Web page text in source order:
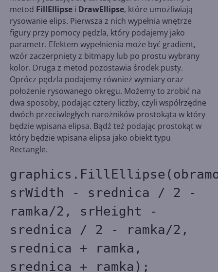
metod FillEllipse i DrawEllipse, które umożliwiają
rysowanie elips. Pierwsza z nich wypełnia wnętrze
figury przy pomocy pędzla, który podajemy jako
parametr. Efektem wypełnienia może być gradient,
wzór zaczerpnięty z bitmapy lub po prostu wybrany
kolor. Druga z metod pozostawia środek pusty.
Oprócz pędzla podajemy również wymiary oraz
położenie rysowanego okręgu. Możemy to zrobić na
dwa sposoby, podając cztery liczby, czyli współrzędne
dwóch przeciwległych narożników prostokąta w który
będzie wpisana elipsa. Bądź też podając prostokąt w
który będzie wpisana elipsa jako obiekt typu
Rectangle.
srWidth - srednica / 2 -
ramka/2, srHeight -
srednica / 2 - ramka/2,
srednica + ramka,
srednica + ramka);